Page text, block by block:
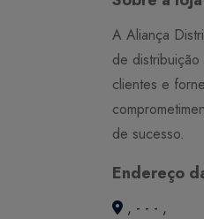
A Aliança
de
clientes e
de sucesso.
Endereço
, - - - ,